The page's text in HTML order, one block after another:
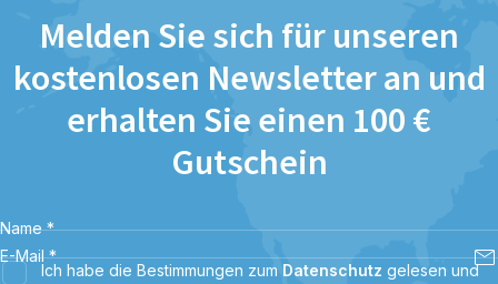
Melden Sie sich für unseren
kostenlosen Newsletter an und
erhalten Sie einen 100 €
Gutschein
Name *
E-Mail *
Ich habe die Bestimmungen zum Datenschutz gelesen und